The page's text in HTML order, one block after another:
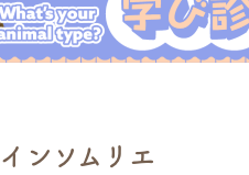
ンソムリエ